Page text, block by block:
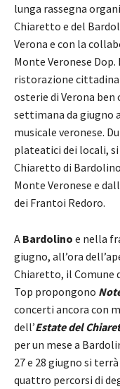
lunga rassegna
Chiaretto e del
Verona e con la
Monte Veronese
ristorazione
osterie di Verona
settimana da giugno
musicale veronese.
plateatici dei locali,
Chiaretto di
Monte Veronese e
dei Frantoi Redoro.
A Bardolino e nella
giugno, all’ora
Chiaretto, il Comune
Top propongono
concerti ancora con
dell’Estate del
per un mese a
27 e 28 giugno si terrà
quattro percorsi di